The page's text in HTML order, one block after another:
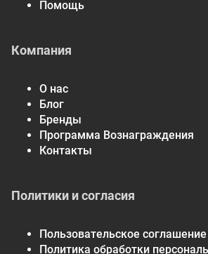
Помощь
Компания
О нас
Блог
Бренды
Программа Вознаграждения
Контакты
Политики и согласия
Пользовательское соглашение
Политика обработки